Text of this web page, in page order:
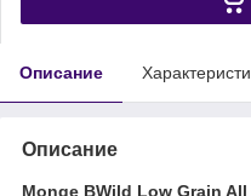
Описание
Описание
Monge BWild Low Grain